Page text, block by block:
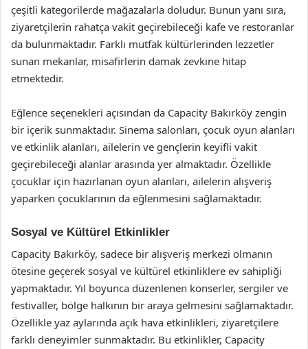
çeşitli kategorilerde mağazalarla doludur. Bunun yanı sıra,
ziyaretçilerin rahatça vakit geçirebileceği kafe ve restoranlar
da bulunmaktadır. Farklı mutfak kültürlerinden lezzetler
sunan mekanlar, misafirlerin damak zevkine hitap
etmektedir.
Eğlence seçenekleri açısından da Capacity Bakırköy zengin
bir içerik sunmaktadır. Sinema salonları, çocuk oyun alanları
ve etkinlik alanları, ailelerin ve gençlerin keyifli vakit
geçirebileceği alanlar arasında yer almaktadır. Özellikle
çocuklar için hazırlanan oyun alanları, ailelerin alışveriş
yaparken çocuklarının da eğlenmesini sağlamaktadır.
Sosyal ve Kültürel Etkinlikler
Capacity Bakırköy, sadece bir alışveriş merkezi olmanın
ötesine geçerek sosyal ve kültürel etkinliklere ev sahipliği
yapmaktadır. Yıl boyunca düzenlenen konserler, sergiler ve
festivaller, bölge halkının bir araya gelmesini sağlamaktadır.
Özellikle yaz aylarında açık hava etkinlikleri, ziyaretçilere
farklı deneyimler sunmaktadır. Bu etkinlikler, Capacity